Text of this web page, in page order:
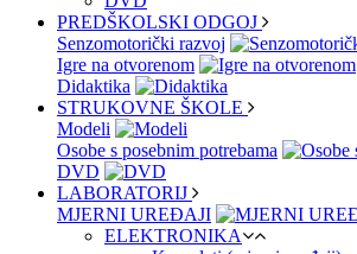
PREDŠKOLSKI ODGOJ
Senzomotorički razvoj
Igre na otvorenom
Didaktika
STRUKOVNE ŠKOLE
Modeli
Osobe s posebnim potrebama
DVD
LABORATORIJ
MJERNI UREĐAJI
ELEKTRONIKA